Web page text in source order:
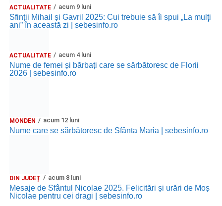
ACTUALITATE acum 9 luni
Sfinții Mihail și Gavril 2025: Cui trebuie să îi spui „La mulţi
ani” în această zi | sebesinfo.ro
ACTUALITATE acum 4 luni
Nume de femei și bărbați care se sărbătoresc de Florii
2026 | sebesinfo.ro
MONDEN acum 12 luni
Nume care se sărbătoresc de Sfânta Maria | sebesinfo.ro
DIN JUDEȚ acum 8 luni
Mesaje de Sfântul Nicolae 2025. Felicitări și urări de Moș
Nicolae pentru cei dragi | sebesinfo.ro